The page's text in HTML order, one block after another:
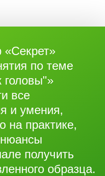
по теме
все
и умения,
на практике,
нюансы
получить
образца.